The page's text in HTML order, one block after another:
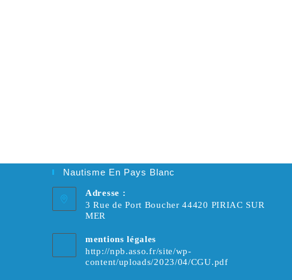
Nautisme En Pays Blanc
Adresse :
3 Rue de Port Boucher 44420 PIRIAC SUR
MER
mentions légales
http://npb.asso.fr/site/wp-
content/uploads/2023/04/CGU.pdf